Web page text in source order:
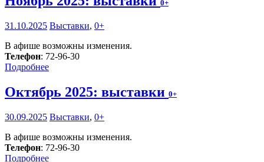
0+
31.10.2025 Выставки, 0+
В афише возможны изменения.
Телефон: 72-96-30
Подробнее
Октябрь 2025: выставки 0+
30.09.2025 Выставки, 0+
В афише возможны изменения.
Телефон: 72-96-30
Подробнее